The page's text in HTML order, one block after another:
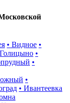
• Видное •
•
•
•
• Ивантеевка